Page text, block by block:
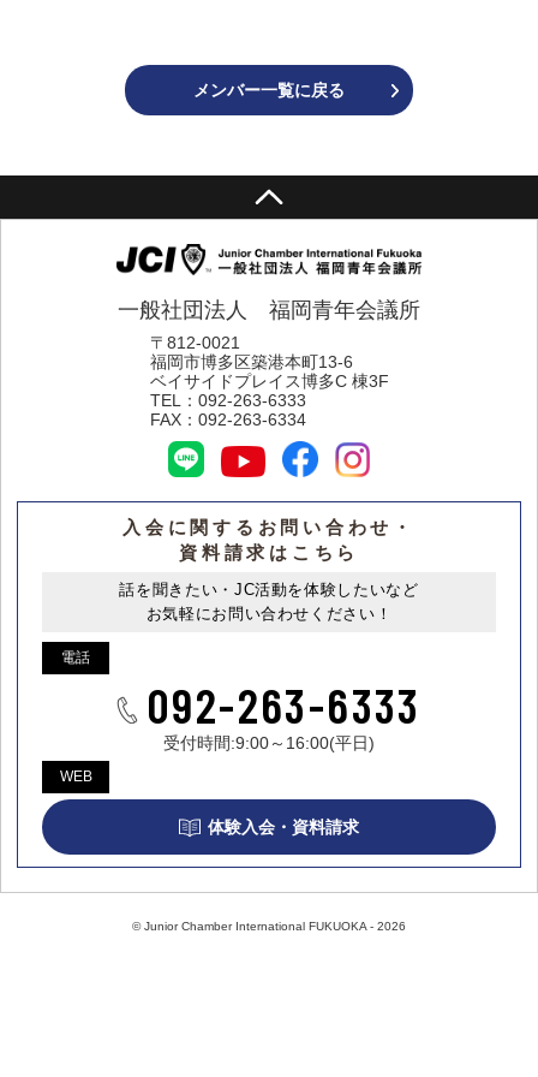
メンバー一覧に戻る
一般社団法人 福岡青年会議所
〒812-0021
福岡市博多区築港本町13-6
ベイサイドプレイス博多C 棟3F
TEL： 092-263-6333
FAX： 092-263-6334
入会に関するお問い合わせ・
資料請求はこちら
話を聞きたい・JC活動を体験したいなど
お気軽にお問い合わせください！
電話
092-263-6333
受付時間:9:00～16:00(平日)
WEB
体験入会・資料請求
© Junior Chamber International FUKUOKA - 2026